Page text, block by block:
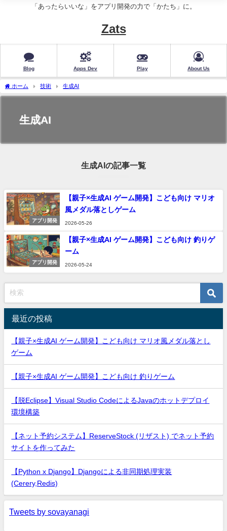
「あったらいいな」をアプリ開発の力で「かたち」に。
Zats
Blog Apps Dev Play About Us
ホーム 技術 生成AI
生成AI
生成AIの記事一覧
アプリ開発
【親子×生成AI ゲーム開発】こども向け マリオ
風メダル落としゲーム
2026-05-26
アプリ開発
【親子×生成AI ゲーム開発】こども向け 釣りゲ
ーム
2026-05-24
最近の投稿
【親子×生成AI ゲーム開発】こども向け マリオ風メダル落とし
ゲーム
【親子×生成AI ゲーム開発】こども向け 釣りゲーム
【脱Eclipse】Visual Studio CodeによるJavaのホットデプロイ
環境構築
【ネット予約システム】ReserveStock (リザスト) でネット予約
サイトを作ってみた
【Python x Django】Djangoによる非同期処理実装
(Cerery,Redis)
Tweets by sovayanagi